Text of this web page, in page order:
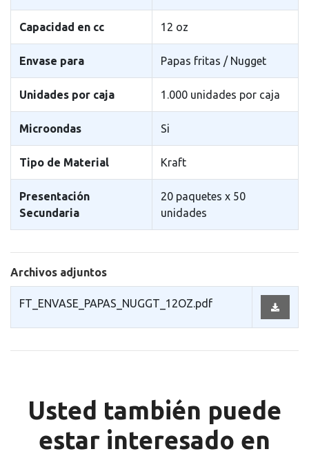
Capacidad en cc 12 oz
Envase para Papas fritas / Nugget
Unidades por caja 1.000 unidades por caja
Microondas Si
Tipo de Material Kraft
Presentación
Secundaria
20 paquetes x 50
unidades
Archivos adjuntos
FT_ENVASE_PAPAS_NUGGT_12OZ.pdf
Usted también puede
estar interesado en